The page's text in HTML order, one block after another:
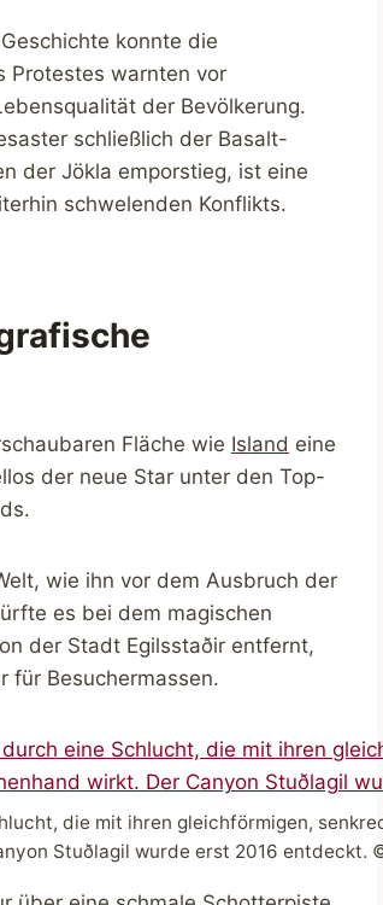
konnte die
Protestes warnten vor
der Bevölkerung.
schließlich der Basalt-
der Jökla emporstieg, ist eine
schwelenden Konflikts.
Fläche wie Island eine
der neue Star unter den Top-
wie ihn vor dem Ausbruch der
es bei dem magischen
der Stadt Egilsstaðir entfernt,
für Besuchermassen.
die mit ihren gleichförmigen,
Stuðlagil wurde erst 2016 entdeckt.